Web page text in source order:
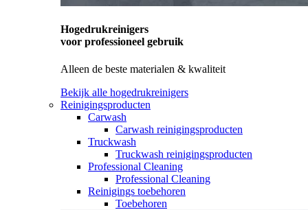
Hogedrukreinigers
voor professioneel gebruik
Alleen de beste materialen & kwaliteit
Bekijk alle hogedrukreinigers
Reinigingsproducten
Carwash
Carwash reinigingsproducten
Truckwash
Truckwash reinigingsproducten
Professional Cleaning
Professional Cleaning
Reinigings toebehoren
Toebehoren